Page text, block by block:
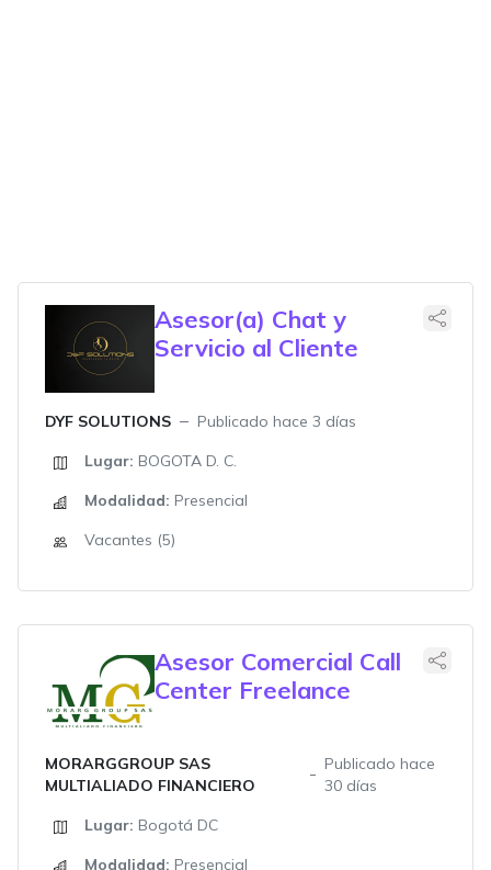
Asesor(a) Chat y
Servicio al Cliente
DYF SOLUTIONS
Publicado hace 3 días
Lugar: BOGOTA D. C.
Modalidad: Presencial
Vacantes (5)
Asesor Comercial Call
Center Freelance
MORARGGROUP SAS
MULTIALIADO FINANCIERO
Publicado hace
30 días
Lugar: Bogotá DC
Modalidad: Presencial